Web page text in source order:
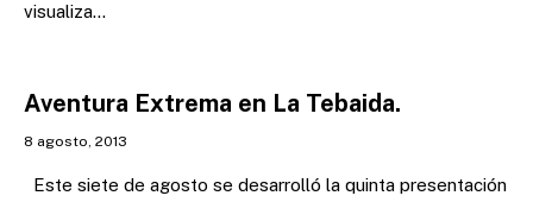
visualiza…
Aventura Extrema en La Tebaida.
8 agosto, 2013
Este siete de agosto se desarrolló la quinta presentación